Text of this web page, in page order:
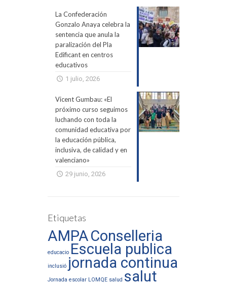
La Confederación
Gonzalo Anaya celebra la
sentencia que anula la
paralización del Pla
Edificant en centros
educativos
1 julio, 2026
Vicent Gumbau: «El
próximo curso seguimos
luchando con toda la
comunidad educativa por
la educación pública,
inclusiva, de calidad y en
valenciano»
29 junio, 2026
Etiquetas
AMPAConselleria
educacio Escuela publica
inclusió jornada continua
Jornada escolar LOMQE salud salut